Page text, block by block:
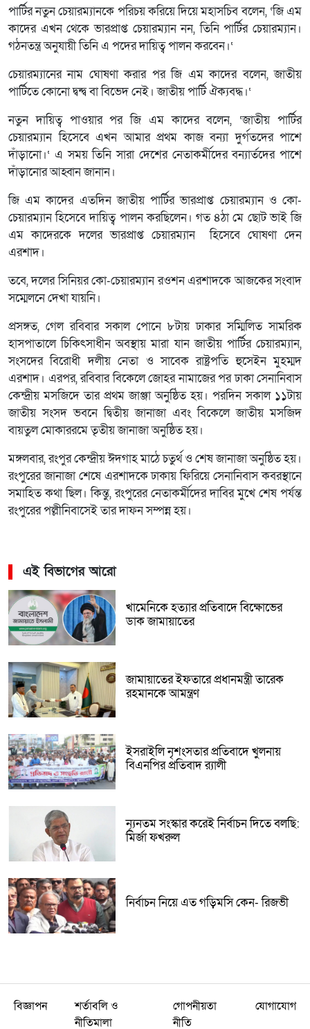
পার্টির নতুন চেয়ারম্যানকে পরিচয় করিয়ে দিয়ে মহাসচিব বলেন, ‘জি এম
কাদের এখন থেকে ভারপ্রাপ্ত চেয়ারম্যান নন, তিনি পার্টির চেয়ারম্যান।
গঠনতন্ত্র অনুযায়ী তিনি এ পদের দায়িত্ব পালন করবেন।‘
চেয়ারম্যানের নাম ঘোষণা করার পর জি এম কাদের বলেন, জাতীয়
পার্টিতে কোনো দ্বন্দ্ব বা বিভেদ নেই। জাতীয় পার্টি ঐক্যবদ্ধ।‘
নতুন দায়িত্ব পাওয়ার পর জি এম কাদের বলেন, ‘জাতীয় পার্টির
চেয়ারম্যান হিসেবে এখন আমার প্রথম কাজ বন্যা দুর্গতদের পাশে
দাঁড়ানো।‘ এ সময় তিনি সারা দেশের নেতাকর্মীদের বন্যার্তদের পাশে
দাঁড়ানোর আহ্বান জানান।
জি এম কাদের এতদিন জাতীয় পার্টির ভারপ্রাপ্ত চেয়ারম্যান ও কো-
চেয়ারম্যান হিসেবে দায়িত্ব পালন করছিলেন। গত ৪ঠা মে ছোট ভাই জি
এম কাদেরকে দলের ভারপ্রাপ্ত চেয়ারম্যান হিসেবে ঘোষণা দেন
এরশাদ।
তবে, দলের সিনিয়র কো-চেয়ারম্যান রওশন এরশাদকে আজকের সংবাদ
সম্মেলনে দেখা যায়নি।
প্রসঙ্গত, গেল রবিবার সকাল পোনে ৮টায় ঢাকার সম্মিলিত সামরিক
হাসপাতালে চিকিৎসাধীন অবস্থায় মারা যান জাতীয় পার্টির চেয়ারম্যান,
সংসদের বিরোধী দলীয় নেতা ও সাবেক রাষ্ট্রপতি হুসেইন মুহম্মদ
এরশাদ। এরপর, রবিবার বিকেলে জোহর নামাজের পর ঢাকা সেনানিবাস
কেন্দ্রীয় মসজিদে তার প্রথম জাঞ্জা অনুষ্ঠিত হয়। পরদিন সকাল ১১টায়
জাতীয় সংসদ ভবনে দ্বিতীয় জানাজা এবং বিকেলে জাতীয় মসজিদ
বায়তুল মোকাররমে তৃতীয় জানাজা অনুষ্ঠিত হয়।
মঙ্গলবার, রংপুর কেন্দ্রীয় ঈদগাহ মাঠে চতুর্থ ও শেষ জানাজা অনুষ্ঠিত হয়।
রংপুরের জানাজা শেষে এরশাদকে ঢাকায় ফিরিয়ে সেনানিবাস কবরস্থানে
সমাহিত কথা ছিল। কিন্তু, রংপুরের নেতাকর্মীদের দাবির মুখে শেষ পর্যন্ত
রংপুরের পল্লীনিবাসেই তার দাফন সম্পন্ন হয়।
এই বিভাগের আরো
খামেনিকে হত্যার প্রতিবাদে বিক্ষোভের
ডাক জামায়াতের
জামায়াতের ইফতারে প্রধানমন্ত্রী তারেক
রহমানকে আমন্ত্রণ
ইসরাইলি নৃশংসতার প্রতিবাদে খুলনায়
বিএনপির প্রতিবাদ র‌্যালী
ন্যূনতম সংস্কার করেই নির্বাচন দিতে বলছি:
মির্জা ফখরুল
নির্বাচন নিয়ে এত গড়িমসি কেন- রিজভী
বিজ্ঞাপন
শর্তাবলি ও
নীতিমালা
গোপনীয়তা
নীতি
যোগাযোগ